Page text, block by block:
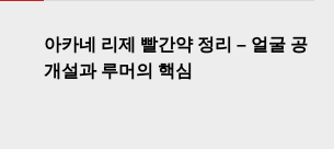
아카네 리제 빨간약 정리 – 얼굴 공
개설과 루머의 핵심